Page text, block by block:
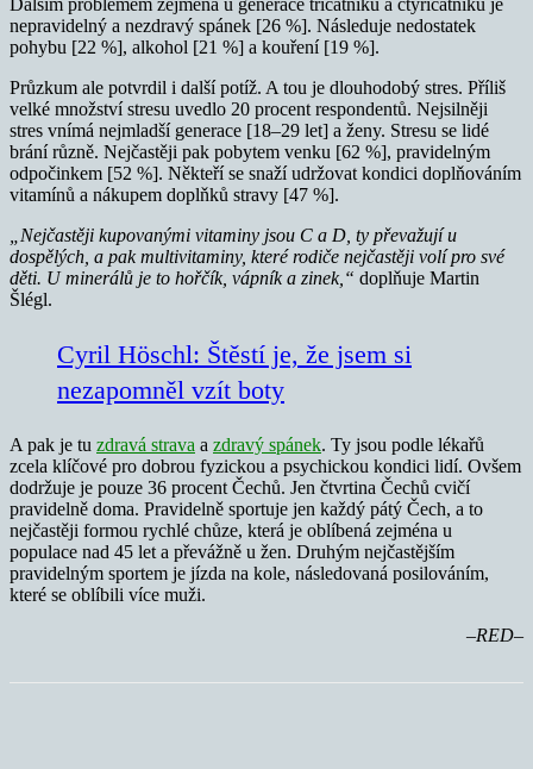
Dalším problémem zejména u generace třicátníků a čtyřicátníků je
nepravidelný a nezdravý spánek [26 %]. Následuje nedostatek
pohybu [22 %], alkohol [21 %] a kouření [19 %].
Průzkum ale potvrdil i další potíž. A tou je dlouhodobý stres. Příliš
velké množství stresu uvedlo 20 procent respondentů. Nejsilněji
stres vnímá nejmladší generace [18–29 let] a ženy. Stresu se lidé
brání různě. Nejčastěji pak pobytem venku [62 %], pravidelným
odpočinkem [52 %]. Někteří se snaží udržovat kondici doplňováním
vitamínů a nákupem doplňků stravy [47 %].
„Nejčastěji kupovanými vitaminy jsou C a D, ty převažují u
dospělých, a pak multivitaminy, které rodiče nejčastěji volí pro své
děti. U minerálů je to hořčík, vápník a zinek,“ doplňuje Martin
Šlégl.
Cyril Höschl: Štěstí je, že jsem si
nezapomněl vzít boty
A pak je tu zdravá strava a zdravý spánek. Ty jsou podle lékařů
zcela klíčové pro dobrou fyzickou a psychickou kondici lidí. Ovšem
dodržuje je pouze 36 procent Čechů. Jen čtvrtina Čechů cvičí
pravidelně doma. Pravidelně sportuje jen každý pátý Čech, a to
nejčastěji formou rychlé chůze, která je oblíbená zejména u
populace nad 45 let a převážně u žen. Druhým nejčastějším
pravidelným sportem je jízda na kole, následovaná posilováním,
které se oblíbili více muži.
–RED–